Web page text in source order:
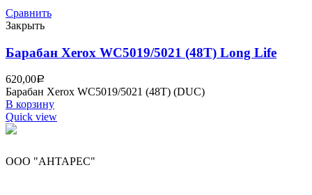
Сравнить
Закрыть
Барабан Xerox WC5019/5021 (48T) Long Life
620,00Р
Барабан Xerox WC5019/5021 (48T) (DUC)
В корзину
Quick view
ООО "АНТАРЕС"